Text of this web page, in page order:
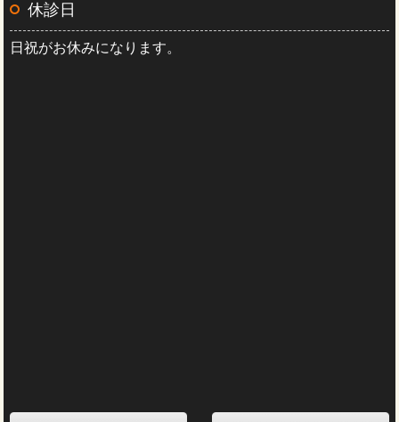
休診日
日祝がお休みになります。